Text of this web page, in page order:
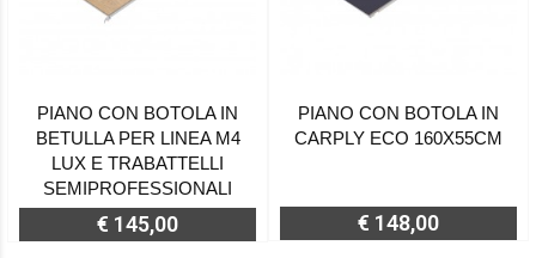
PIANO CON BOTOLA IN
BETULLA PER LINEA M4
LUX E TRABATTELLI
SEMIPROFESSIONALI
€ 145,00
PIANO CON BOTOLA IN
CARPLY ECO 160X55CM
€ 148,00